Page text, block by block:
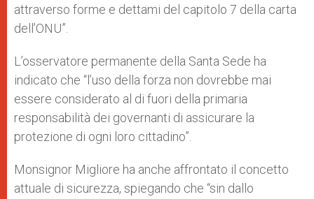
attraverso forme e dettami del capitolo 7 della carta
dell’ONU”.
L’osservatore permanente della Santa Sede ha
indicato che “l’uso della forza non dovrebbe mai
essere considerato al di fuori della primaria
responsabilità dei governanti di assicurare la
protezione di ogni loro cittadino”.
Monsignor Migliore ha anche affrontato il concetto
attuale di sicurezza, spiegando che “sin dallo